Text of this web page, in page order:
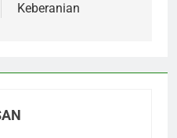
Keberanian